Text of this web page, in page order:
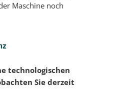
Maschine noch
technologischen
Sie derzeit